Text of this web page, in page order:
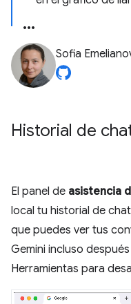
Sofia
Historial de
El panel de asistencia
local tu historial de
que puedes ver tus
Gemini incluso
Herramientas para